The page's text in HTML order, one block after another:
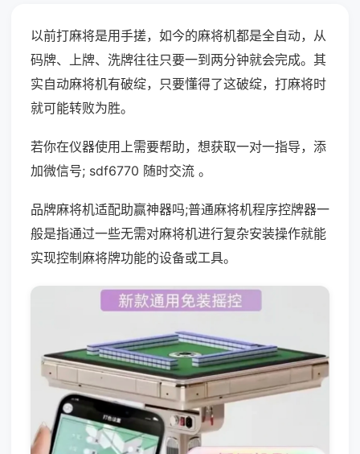
以前打麻将是用手搓，如今的麻将机都是全自动，从
码牌、上牌、洗牌往往只要一到两分钟就会完成。其
实自动麻将机有破绽，只要懂得了这破绽，打麻将时
就可能转败为胜。
若你在仪器使用上需要帮助，想获取一对一指导，添
加微信号; sdf6770 随时交流 。
品牌麻将机适配助赢神器吗;普通麻将机程序控牌器一
般是指通过一些无需对麻将机进行复杂安装操作就能
实现控制麻将牌功能的设备或工具。